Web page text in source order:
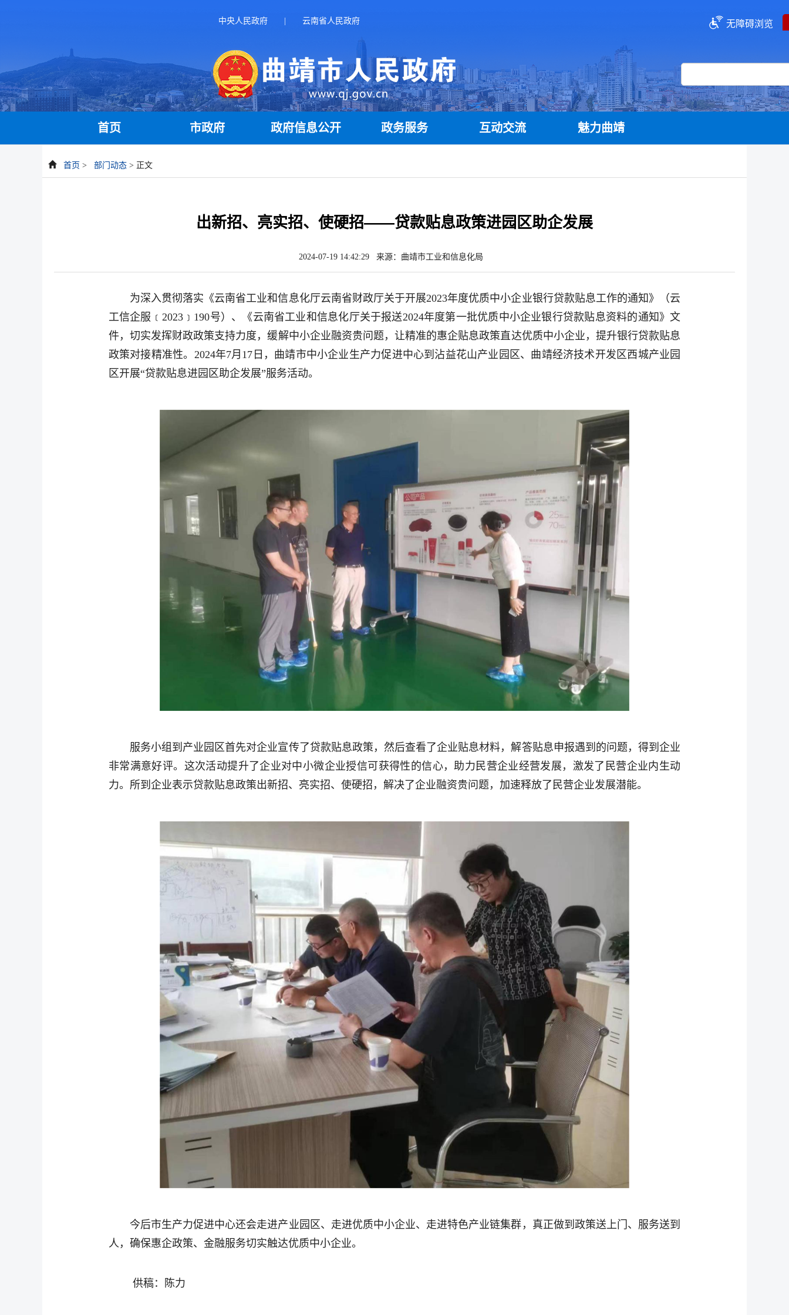
中央人民政府 云南省人民政府 无障碍浏览
首页 市政府 政府信息公开 政务服务 互动交流 魅力曲靖
首页 > 部门动态 > 正文
出新招、亮实招、使硬招——贷款贴息政策进园区助企发展
2024-07-19 14:42:29 来源：曲靖市工业和信息化局
为深入贯彻落实《云南省工业和信息化厅云南省财政厅关于开展2023年度优质中小企业银行贷款贴息工作的通知》（云
工信企服﹝2023﹞190号）、《云南省工业和信息化厅关于报送2024年度第一批优质中小企业银行贷款贴息资料的通知》文
件，切实发挥财政政策支持力度，缓解中小企业融资贵问题，让精准的惠企贴息政策直达优质中小企业，提升银行贷款贴息
政策对接精准性。2024年7月17日，曲靖市中小企业生产力促进中心到沾益花山产业园区、曲靖经济技术开发区西城产业园
区开展“贷款贴息进园区助企发展”服务活动。
服务小组到产业园区首先对企业宣传了贷款贴息政策，然后查看了企业贴息材料，解答贴息申报遇到的问题，得到企业
非常满意好评。这次活动提升了企业对中小微企业授信可获得性的信心，助力民营企业经营发展，激发了民营企业内生动
力。所到企业表示贷款贴息政策出新招、亮实招、使硬招，解决了企业融资贵问题，加速释放了民营企业发展潜能。
今后市生产力促进中心还会走进产业园区、走进优质中小企业、走进特色产业链集群，真正做到政策送上门、服务送到
人，确保惠企政策、金融服务切实触达优质中小企业。
供稿：陈力